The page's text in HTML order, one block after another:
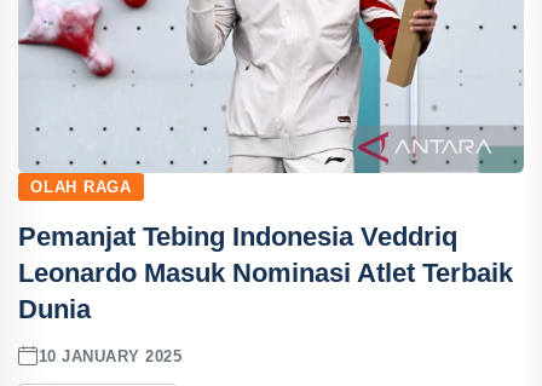
OLAH RAGA
Pemanjat Tebing Indonesia Veddriq
Leonardo Masuk Nominasi Atlet Terbaik
Dunia
10 JANUARY 2025